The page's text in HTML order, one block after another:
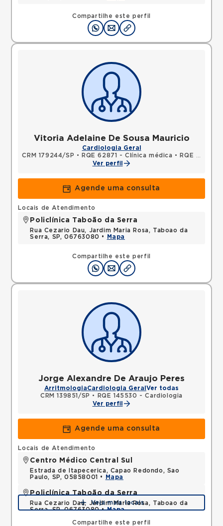
Compartilhe este perfil
Vitoria Adelaine De Sousa Mauricio
Cardiologia Geral
CRM 179244/SP • RQE 62871 - Clínica médica •
RQE 98264 - Cardiologia
Ver perfil
Agende uma consulta
Compartilhe este perfil
Locais de Atendimento
Policlínica Taboão da Serra
Rua Cezario Dau, Jardim Maria Rosa, Taboao da
Serra, SP, 06763080 •
Mapa
Jorge Alexandre De Araujo Peres
ArritmologiaCardiologia Geral Ver todas
CRM 139851/SP •
RQE 145530 - Cardiologia
Ver perfil
Agende uma consulta
Compartilhe este perfil
Locais de Atendimento
Centro Médico Central Sul
Estrada de Itapecerica, Capao Redondo, Sao
Paulo, SP, 05858001 •
Mapa
Policlínica Taboão da Serra
Rua Cezario Dau, Jardim Maria Rosa, Taboao da
Serra, SP, 06763080 •Mapa
Veja mais locais